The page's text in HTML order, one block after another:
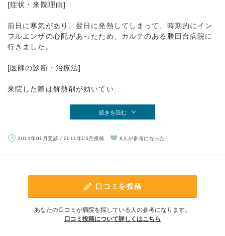
[症状・来院理由]
前日に寒気があり、翌日に発熱してしまって、時期的にイン
フルエンザの心配があったため、カルテのある勝田台病院に
行きました。
[医師の診断・治療法]
来院した際は解熱剤が効いてい...
続きを読む
2011年01月受診 / 2011年05月投稿 8人が参考になった
口コミを投稿
あなたの口コミが病院を探している人の参考になります。
口コミ投稿について詳しくはこちら